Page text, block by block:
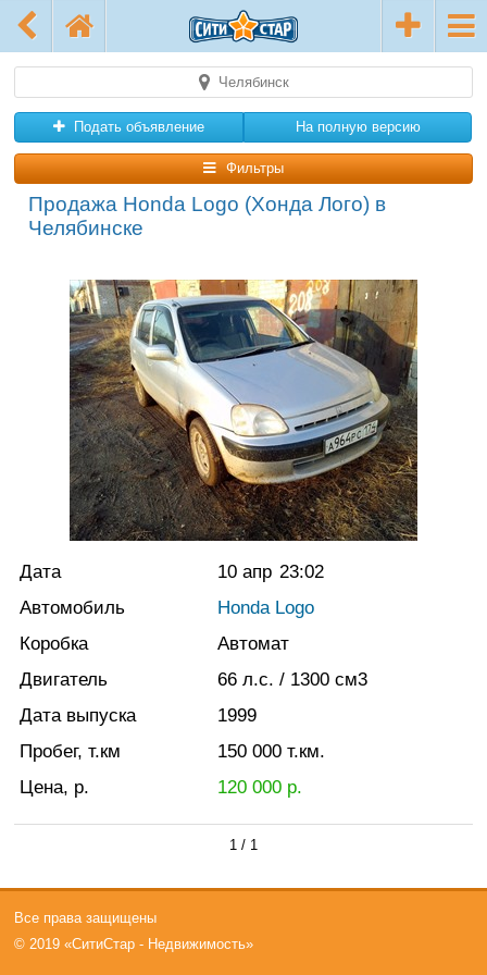
Челябинск
Подать объявление На полную версию
Фильтры
Продажа Honda Logo (Хонда Лого) в
Челябинске
Дата 10 апр 23:02
Автомобиль
Honda Logo
Коробка
Автомат
Двигатель
66 л.с. / 1300 см3
Дата выпуска
1999
Пробег, т.км
150 000 т.км.
Цена, р.
120 000р.
1 / 1
Все права защищены
© 2019 «СитиСтар - Недвижимость»